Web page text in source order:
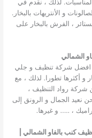
لذلك ، نقدم في
و الأنتريهات بالبخار.
، الفرش بالبخار على
الشمالي
افضل شركة تنظيف و جلي
و أكثرها تطورا. لذلك ، مع
رواد التنظيف ،
الجمال و الرونق إلى
، ….. و غيرها.
كنب بالفاو الشمالي |